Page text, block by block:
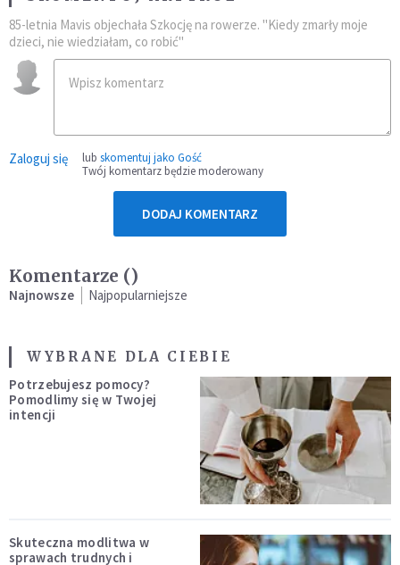
85-letnia Mavis objechała Szkocję na rowerze. "Kiedy zmarły moje
dzieci, nie wiedziałam, co robić"
Zaloguj się lub skomentuj jako Gość
Twój komentarz będzie moderowany
DODAJ KOMENTARZ
Komentarze ()
Najnowsze Najpopularniejsze
WYBRANE DLA CIEBIE
Potrzebujesz pomocy?
Pomodlimy się w Twojej
intencji
Skuteczna modlitwa w
sprawach trudnych i